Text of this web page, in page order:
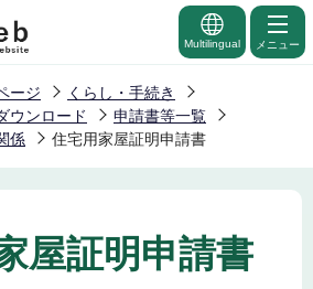
Multilingual メニュー
ージ
くらし・手続き
ウンロード
申請書等一覧
係
住宅用家屋証明申請書
屋証明申請書